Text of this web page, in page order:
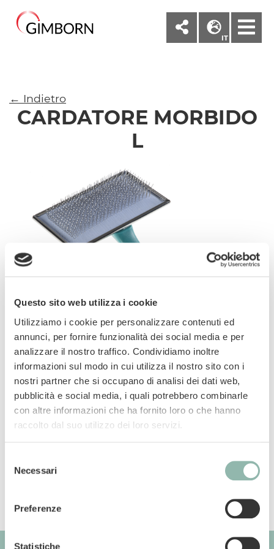
Questo sito web utilizza i cookie
Utilizziamo i cookie per personalizzare contenuti ed
annunci, per fornire funzionalità dei social media e per
analizzare il nostro traffico. Condividiamo inoltre
informazioni sul modo in cui utilizza il nostro sito con i
nostri partner che si occupano di analisi dei dati web,
pubblicità e social media, i quali potrebbero combinarle
con altre informazioni che ha fornito loro o che hanno
raccolto dal suo utilizzo dei loro servizi.
delNecessari
Preferenze
Statistiche
IT
← Indietro
CARDATORE MORBIDO
L
Impugnatura anti-scivolo Con morbidi
gommini per essere delicati sulla pelle
Manuali
Codice articolo: 57503BVL